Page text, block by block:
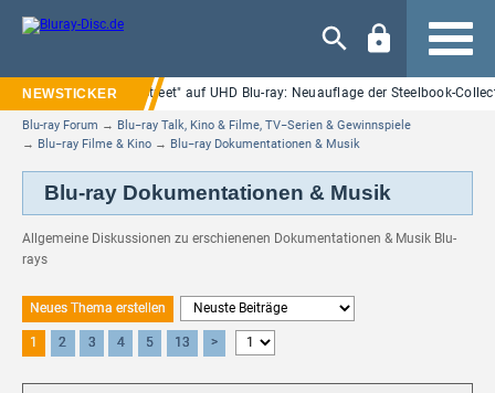
Navigation
"Nightmare on Elm Street" auf UHD Blu-ray: Neuauflage der Steelbook-
Blu-ray Forum → Blu−ray Talk, Kino & Filme, TV−Serien & Gewinnspiele
→ Blu−ray Filme & Kino → Blu−ray Dokumentationen & Musik
Blu-ray Dokumentationen & Musik
Allgemeine Diskussionen zu erschienenen Dokumentationen & Musik Blu-
rays
Neues Thema erstellen
1 2 3 4 5 13 >